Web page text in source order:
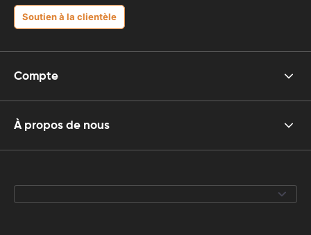
Soutien à la clientèle
Compte
À propos de nous